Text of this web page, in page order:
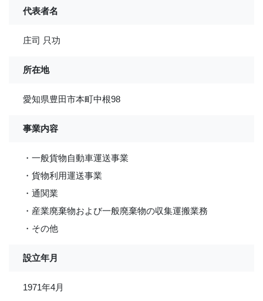
代表者名
庄司 只功
所在地
愛知県豊田市本町中根98
事業内容
・一般貨物自動車運送事業
・貨物利用運送事業
・通関業
・産業廃棄物および一般廃棄物の収集運搬業務
・その他
設立年月
1971年4月